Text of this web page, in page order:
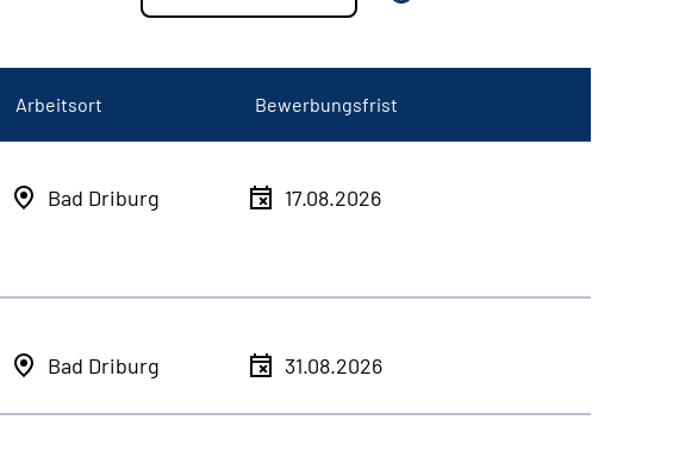
Arbeitsort Bewerbungsfrist
Bad Driburg 17.08.2026
Bad Driburg 31.08.2026